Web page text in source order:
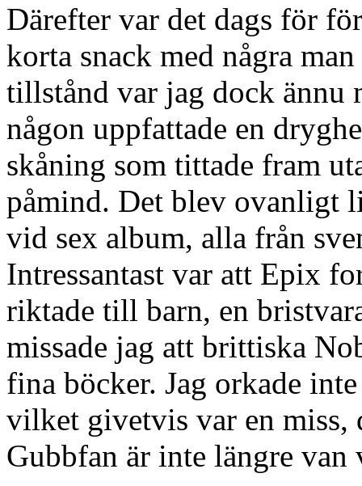
Därefter var det dags för
korta snack med några
tillstånd var jag dock ännu
någon uppfattade en
skåning som tittade fram
påmind. Det blev ovanligt
vid sex album, alla från
Intressantast var att Epix
riktade till barn, en
missade jag att brittiska
fina böcker. Jag orkade
vilket givetvis var en
Gubbfan är inte längre